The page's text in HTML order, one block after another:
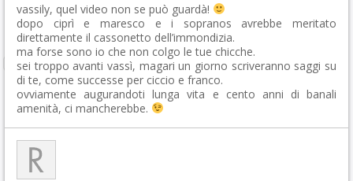
vassily, quel video non se può guardà!
dopo ciprì e maresco e i sopranos avrebbe meritato
direttamente il cassonetto dell’immondizia.
ma forse sono io che non colgo le tue chicche.
sei troppo avanti vassì, magari un giorno scriveranno saggi su
di te, come successe per ciccio e franco.
ovviamente augurandoti lunga vita e cento anni di banali
amenità, ci mancherebbe.